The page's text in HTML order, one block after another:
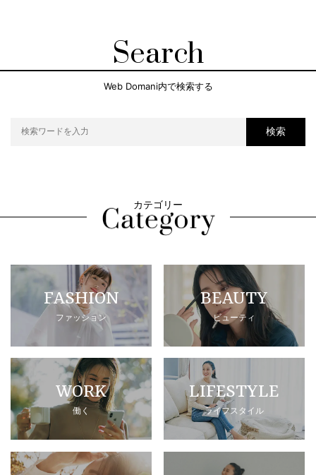
Search
Web Domani内で検索する
検索
カテゴリー
FASHION
ファッション
BEAUTY
ビューティ
WORK
働く
LIFESTYLE
ライフスタイル